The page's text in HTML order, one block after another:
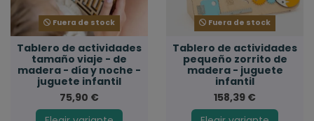
Fuera de stock
Tablero de actividades
tamaño viaje - de
madera - día y noche -
juguete infantil
75,90 €
Fuera de stock
Tablero de actividades
pequeño zorrito de
madera - juguete
infantil
158,39 €